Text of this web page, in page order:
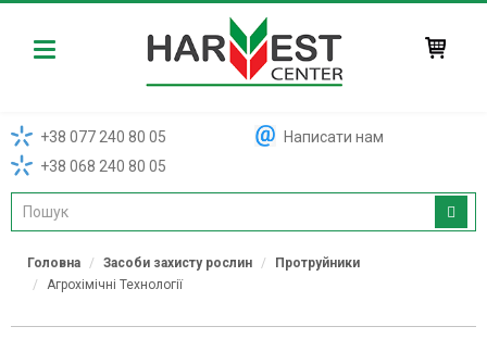
Harvest
+38 077 240 80 05
+38 068 240 80 05
Написати нам
Головна Засоби захисту рослин
Протруйники
Агрохімічні Технології